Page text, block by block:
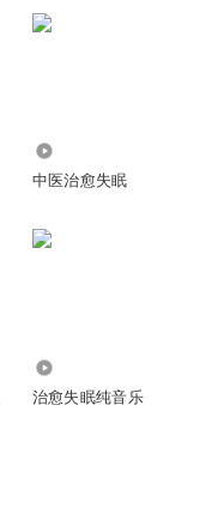
中医治愈失眠
治愈失眠纯音乐